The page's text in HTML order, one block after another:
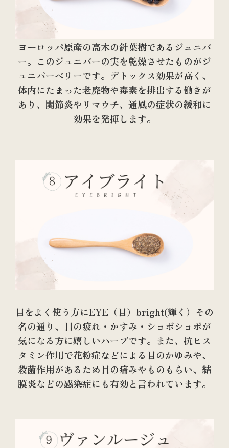
ヨーロッパ原産の高木の針葉樹であるジュニパ
ー。このジュニパーの実を乾燥させたものがジ
ュニパーベリーです。デトックス効果が高く、
体内にたまった老廃物や毒素を排出する働きが
あり、関節炎やリマウチ、通風の症状の緩和に
効果を発揮します。
目をよく使う方にEYE（目）bright(輝く）その
名の通り、目の疲れ・かすみ・ショボショボが
気になる方に嬉しいハーブです。また、抗ヒス
タミン作用で花粉症などによる目のかゆみや、
殺菌作用があるため目の痛みやものもらい、結
膜炎などの感染症にも有効と言われています。